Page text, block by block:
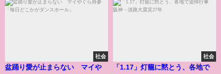
社会
盆踊り愛が止まらない マイや
社会
「1.17」灯籠に黙とう、各地で